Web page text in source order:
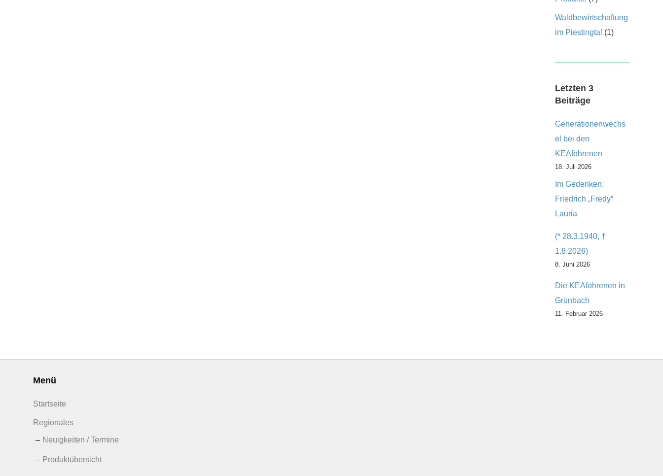
Waldbewirtschaftung
im Piestingtal (1)
Letzten 3
Beiträge
Generationenwechs
el bei den
KEAföhrenen
18. Juli 2026
Im Gedenken:
Friedrich „Fredy“
Lauria
(* 28.3.1940, †
1.6.2026)
8. Juni 2026
Die KEAföhrenen in
Grünbach
11. Februar 2026
Menü
Startseite
Regionales
Neuigkeiten / Termine
Produktübersicht